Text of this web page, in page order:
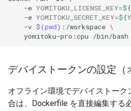
-e YOMITOKU_LICENSE_KEY=${
-e YOMITOKU_SECRET_KEY=${
-v $(pwd) :/workspace \
yomitoku-pro:cpu
デバイストークンの設定（
オフライン環境でデバイストー
合は、Dockerfile を直接編集する